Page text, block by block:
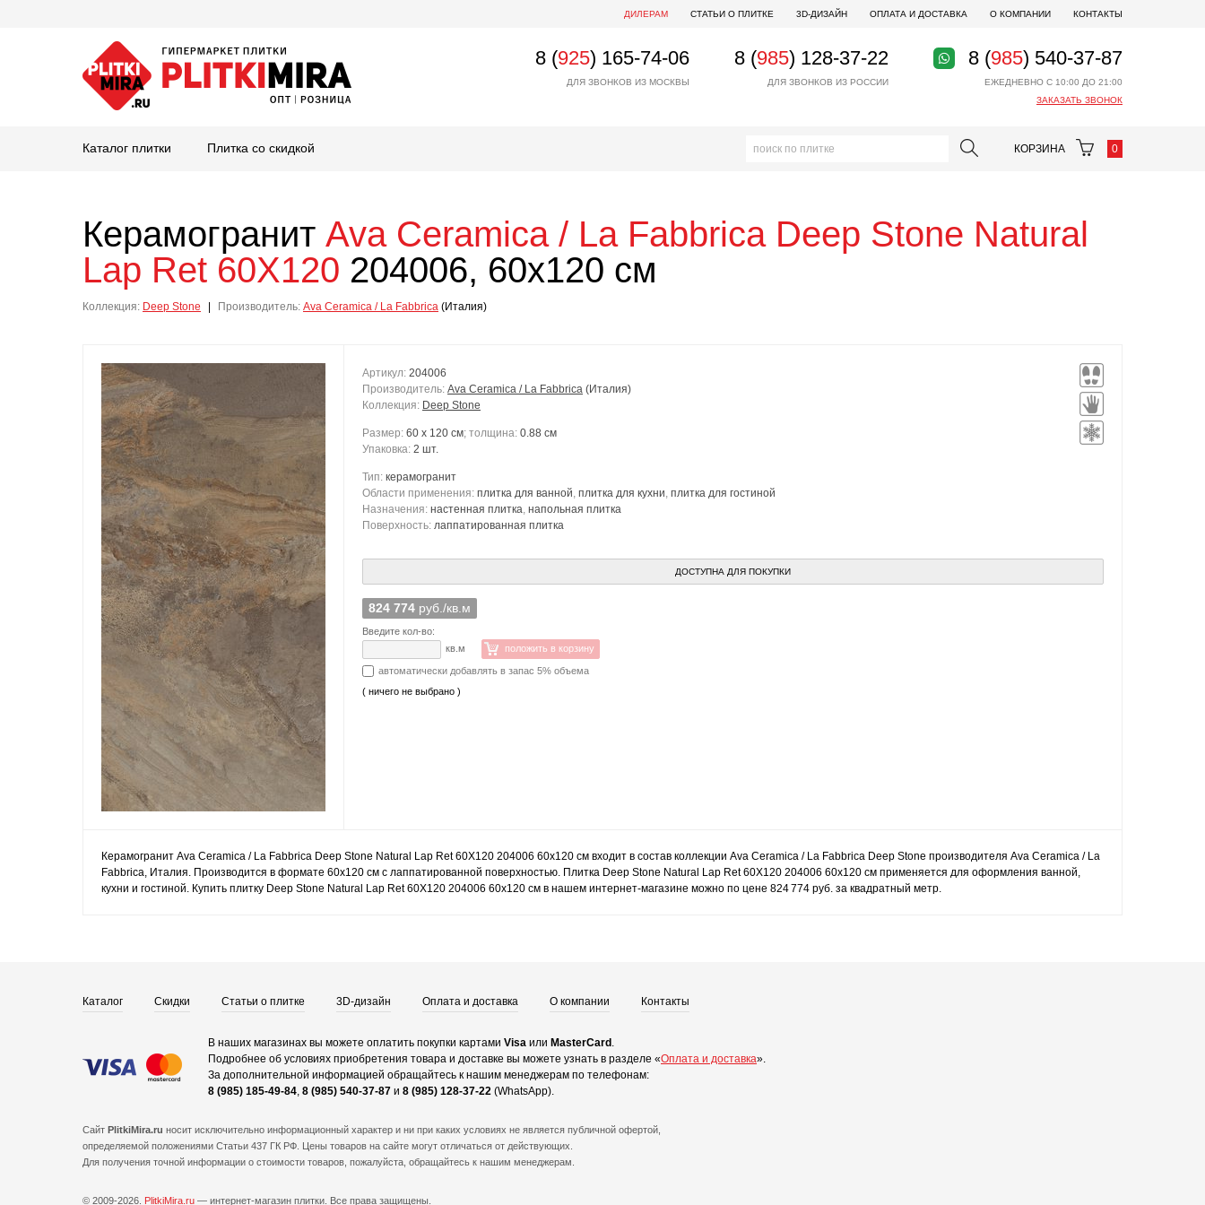
ДИЛЕРАМ СТАТЬИ О ПЛИТКЕ 3D-ДИЗАЙН ОПЛАТА И ДОСТАВКА О КОМПАНИИ КОНТАКТЫ
8 (925) 165-74-06
ДЛЯ ЗВОНКОВ ИЗ МОСКВЫ
8 (985) 128-37-22
ДЛЯ ЗВОНКОВ ИЗ РОССИИ
8 (985) 540-37-87
ЕЖЕДНЕВНО С 10:00 ДО 21:00
ЗАКАЗАТЬ ЗВОНОК
Каталог плитки Плитка со скидкой КОРЗИНА 0
Керамогранит Ava Ceramica / La Fabbrica Deep Stone Natural
Lap Ret 60X120 204006, 60x120 см
Коллекция: Deep Stone Производитель: Ava Ceramica / La Fabbrica (Италия)
Артикул: 204006
Производитель: Ava Ceramica / La Fabbrica (Италия)
Коллекция: Deep Stone
Размер: 60 x 120 см; толщина: 0.88 см
Упаковка: 2 шт.
Тип: керамогранит
Области применения: плитка для ванной, плитка для кухни, плитка для гостиной
Назначения: настенная плитка, напольная плитка
Поверхность: лаппатированная плитка
ДОСТУПНА ДЛЯ ПОКУПКИ
824 774 руб./кв.м
Введите кол-во:
кв.м
положить в корзину
автоматически добавлять в запас 5% объема
( ничего не выбрано )
Керамогранит Ava Ceramica / La Fabbrica Deep Stone Natural Lap Ret 60X120 204006 60x120 см входит в состав коллекции Ava Ceramica / La Fabbrica Deep Stone производителя Ava Ceramica / La
Fabbrica, Италия. Производится в формате 60x120 см с лаппатированной поверхностью. Плитка Deep Stone Natural Lap Ret 60X120 204006 60x120 см применяется для оформления ванной,
кухни и гостиной. Купить плитку Deep Stone Natural Lap Ret 60X120 204006 60x120 см в нашем интернет-магазине можно по цене 824 774 руб. за квадратный метр.
Каталог Скидки Статьи о плитке 3D-дизайн Оплата и доставка О компании Контакты
В наших магазинах вы можете оплатить покупки картами Visa или MasterCard .
Подробнее об условиях приобретения товара и доставке вы можете узнать в разделе «Оплата и доставка».
За дополнительной информацией обращайтесь к нашим менеджерам по телефонам:
8 (985) 185-49-84, 8 (985) 540-37-87 и 8 (985) 128-37-22 (WhatsApp).
Сайт PlitkiMira.ru носит исключительно информационный характер и ни при каких условиях не является публичной офертой,
определяемой положениями Статьи 437 ГК РФ. Цены товаров на сайте могут отличаться от действующих.
Для получения точной информации о стоимости товаров, пожалуйста, обращайтесь к нашим менеджерам.
© 2009-2026. PlitkiMira.ru — интернет-магазин плитки. Все права защищены.